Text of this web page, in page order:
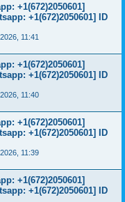
+1(672)2050601]
+1(672)2050601] ID
11:41
+1(672)2050601]
+1(672)2050601] ID
11:40
+1(672)2050601]
+1(672)2050601] ID
11:39
+1(672)2050601]
+1(672)2050601] ID